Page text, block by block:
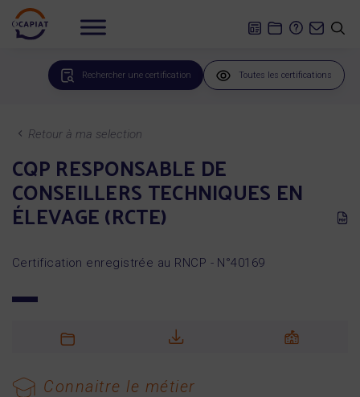
Rechercher une certification Toutes les certifications
Retour à ma selection
CQP RESPONSABLE DE
CONSEILLERS TECHNIQUES EN
ÉLEVAGE (RCTE)
Certification enregistrée au RNCP - N°40169
Connaitre le métier